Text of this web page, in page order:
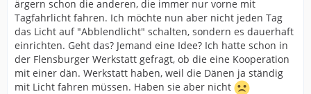
ärgern schon die anderen, die immer nur vorne mit
Tagfahrlicht fahren. Ich möchte nun aber nicht jeden Tag
das Licht auf "Abblendlicht" schalten, sondern es dauerhaft
einrichten. Geht das? Jemand eine Idee? Ich hatte schon in
der Flensburger Werkstatt gefragt, ob die eine Kooperation
mit einer dän. Werkstatt haben, weil die Dänen ja ständig
mit Licht fahren müssen. Haben sie aber nicht